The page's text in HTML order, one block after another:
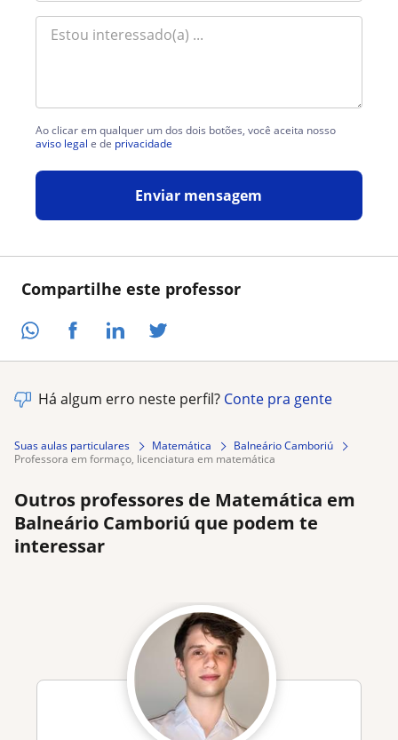
Compartilhe este professor
Ao clicar em qualquer um dos dois botões, você aceita nosso
aviso legal e de privacidade
Enviar mensagem
Há algum erro neste perfil? Conte pra gente
Suas aulas particulares Matemática
Balneário Camboriú
professora em formaço, licenciatura em matemática
Outros professores de Matemática em
Balneário Camboriú que podem te
interessar